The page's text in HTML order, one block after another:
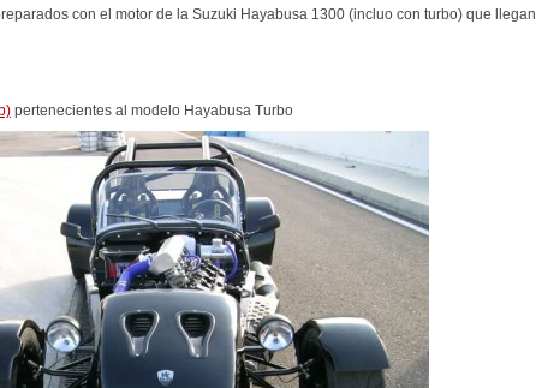
con el motor de la Suzuki Hayabusa 1300 (incluo con turbo) que llegan
pertenecientes al modelo Hayabusa Turbo